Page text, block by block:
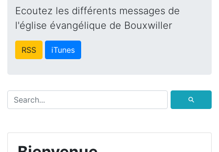
Ecoutez les différents messages de
l'église évangélique de Bouxwiller
RSS iTunes
⚲